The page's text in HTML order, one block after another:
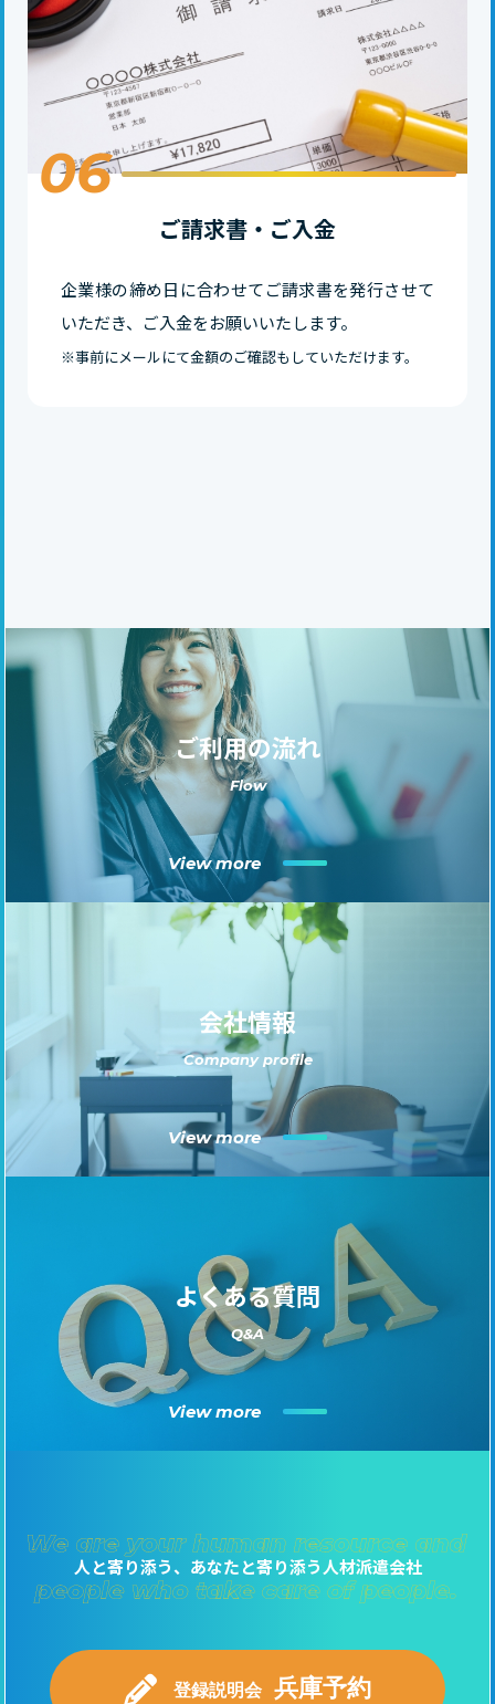
06
ご請求書・ご入金
企業様の締め日に合わせてご請求書を発行させて
いただき、ご入金をお願いいたします。
※事前にメールにて金額のご確認もしていただけます。
ご利用の流れ
Flow
View more
会社情報
Company profile
View more
よくある質問
Q&A
View more
人と寄り添う、あなたと寄り添う人材派遣会社
登録説明会 兵庫予約